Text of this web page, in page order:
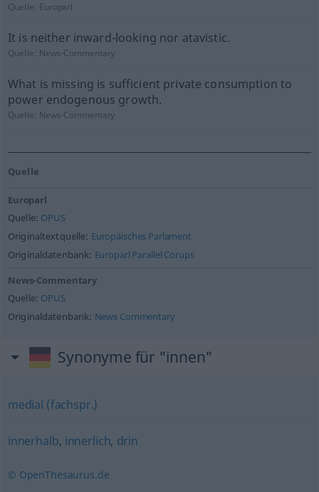
Quelle: Europarl
It is neither inward-looking nor atavistic.
Quelle: News-Commentary
What is missing is sufficient private consumption to
power endogenous growth.
Quelle: News-Commentary
Quelle
Europarl
Quelle: OPUS
Originaltextquelle: Europäisches Parlament
Originaldatenbank: Europarl Parallel Corups
News-Commentary
Quelle: OPUS
Originaldatenbank: News Commentary
Synonyme für "innen"
medial (fachspr.)
innerhalb, innerlich, drin
© OpenThesaurus.de